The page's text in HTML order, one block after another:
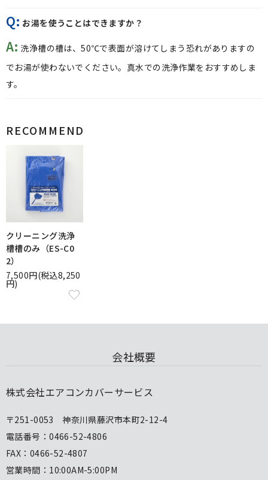
Q: お湯を使うことはできますか？
A: 洗浄槽の槽は、50℃で表面が溶けてしまう恐れがありますの
でお湯が使わないでください。真水での洗浄作業をおすすめしま
す。
RECOMMEND
クリーニング洗浄
槽槽のみ（ES-C0
2）
7,500円(税込8,250
円)
会社概要
株式会社エアコンカバーサービス
〒251-0053 神奈川県藤沢市本町2-12-4
電話番号：0466-52-4806
FAX：0466-52-4807
営業時間：10:00AM-5:00PM